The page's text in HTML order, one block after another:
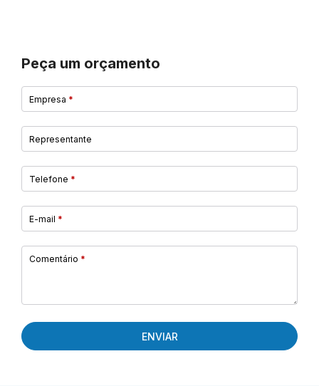
Peça um orçamento
Empresa *
Representante
Telefone *
E-mail *
Comentário *
ENVIAR